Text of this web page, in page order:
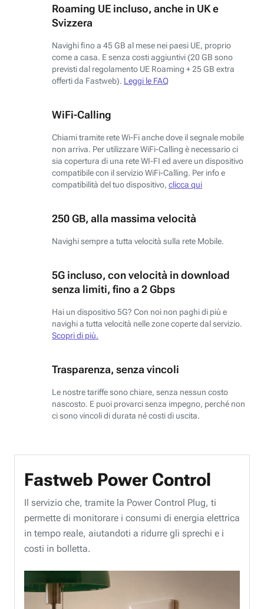
Roaming UE incluso, anche in UK e
Svizzera
Navighi fino a 45 GB al mese nei paesi UE, proprio
come a casa. E senza costi aggiuntivi (20 GB sono
previsti dal regolamento UE Roaming + 25 GB extra
offerti da Fastweb). Leggi le FAQ
WiFi-Calling
Chiami tramite rete Wi-Fi anche dove il segnale mobile
non arriva. Per utilizzare WiFi-Calling è necessario ci
sia copertura di una rete WI-FI ed avere un dispositivo
compatibile con il servizio WiFi-Calling. Per info e
compatibilità del tuo dispositivo, clicca qui
250 GB, alla massima velocità
Navighi sempre a tutta velocità sulla rete Mobile.
5G incluso, con velocità in download
senza limiti, fino a 2 Gbps
Hai un dispositivo 5G? Con noi non paghi di più e
navighi a tutta velocità nelle zone coperte dal servizio.
Scopri di più.
Trasparenza, senza vincoli
Le nostre tariffe sono chiare, senza nessun costo
nascosto. E puoi provarci senza impegno, perché non
ci sono vincoli di durata né costi di uscita.
Fastweb Power Control
Il servizio che, tramite la Power Control Plug, ti
permette di monitorare i consumi di energia elettrica
in tempo reale, aiutandoti a ridurre gli sprechi e i
costi in bolletta.